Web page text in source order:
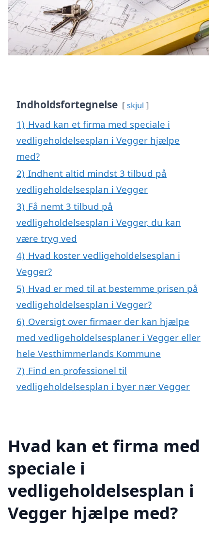
Indholdsfortegnelse skjul
1) Hvad kan et firma med speciale i
vedligeholdelsesplan i Vegger hjælpe
med?
2) Indhent altid mindst 3 tilbud på
vedligeholdelsesplan i Vegger
3) Få nemt 3 tilbud på
vedligeholdelsesplan i Vegger, du kan
være tryg ved
4) Hvad koster vedligeholdelsesplan i
Vegger?
5) Hvad er med til at bestemme prisen på
vedligeholdelsesplan i Vegger?
6) Oversigt over firmaer der kan hjælpe
med vedligeholdelsesplaner i Vegger eller
hele Vesthimmerlands Kommune
7) Find en professionel til
vedligeholdelsesplan i byer nær Vegger
Hvad kan et firma med
speciale i
vedligeholdelsesplan i
Vegger hjælpe med?